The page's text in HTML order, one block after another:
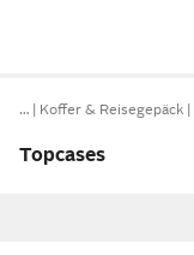
… Koffer & Reisegepäck
Topcases